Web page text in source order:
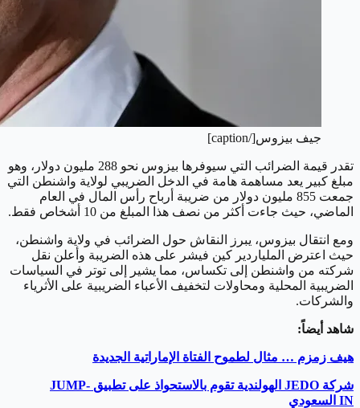
جيف بيزوس[/caption]
تقدر قيمة الضرائب التي سيوفرها بيزوس نحو 288 مليون دولار، وهو
مبلغ كبير يعد مساهمة هامة في الدخل الضريبي لولاية واشنطن التي
جمعت 855 مليون دولار من ضريبة أرباح رأس المال في العام
الماضي، حيث جاءت أكثر من نصف هذا المبلغ من 10 أشخاص فقط.
ومع انتقال بيزوس، يبرز النقاش حول الضرائب في ولاية واشنطن،
حيث اعترض الملياردير كين فيشر على هذه الضريبة وأعلن نقل
شركته من واشنطن إلى تكساس، مما يشير إلى توتر في السياسات
الضريبية المحلية ومحاولات لتخفيف الأعباء الضريبية على الأثرياء
والشركات.
شاهد أيضاً:
هيف زمزم … مثال لطموح الفتاة الإماراتية الجديدة
شركة الهولندية تقوم بالاستحواذ على تطبيق JUMP-
IN السعودي